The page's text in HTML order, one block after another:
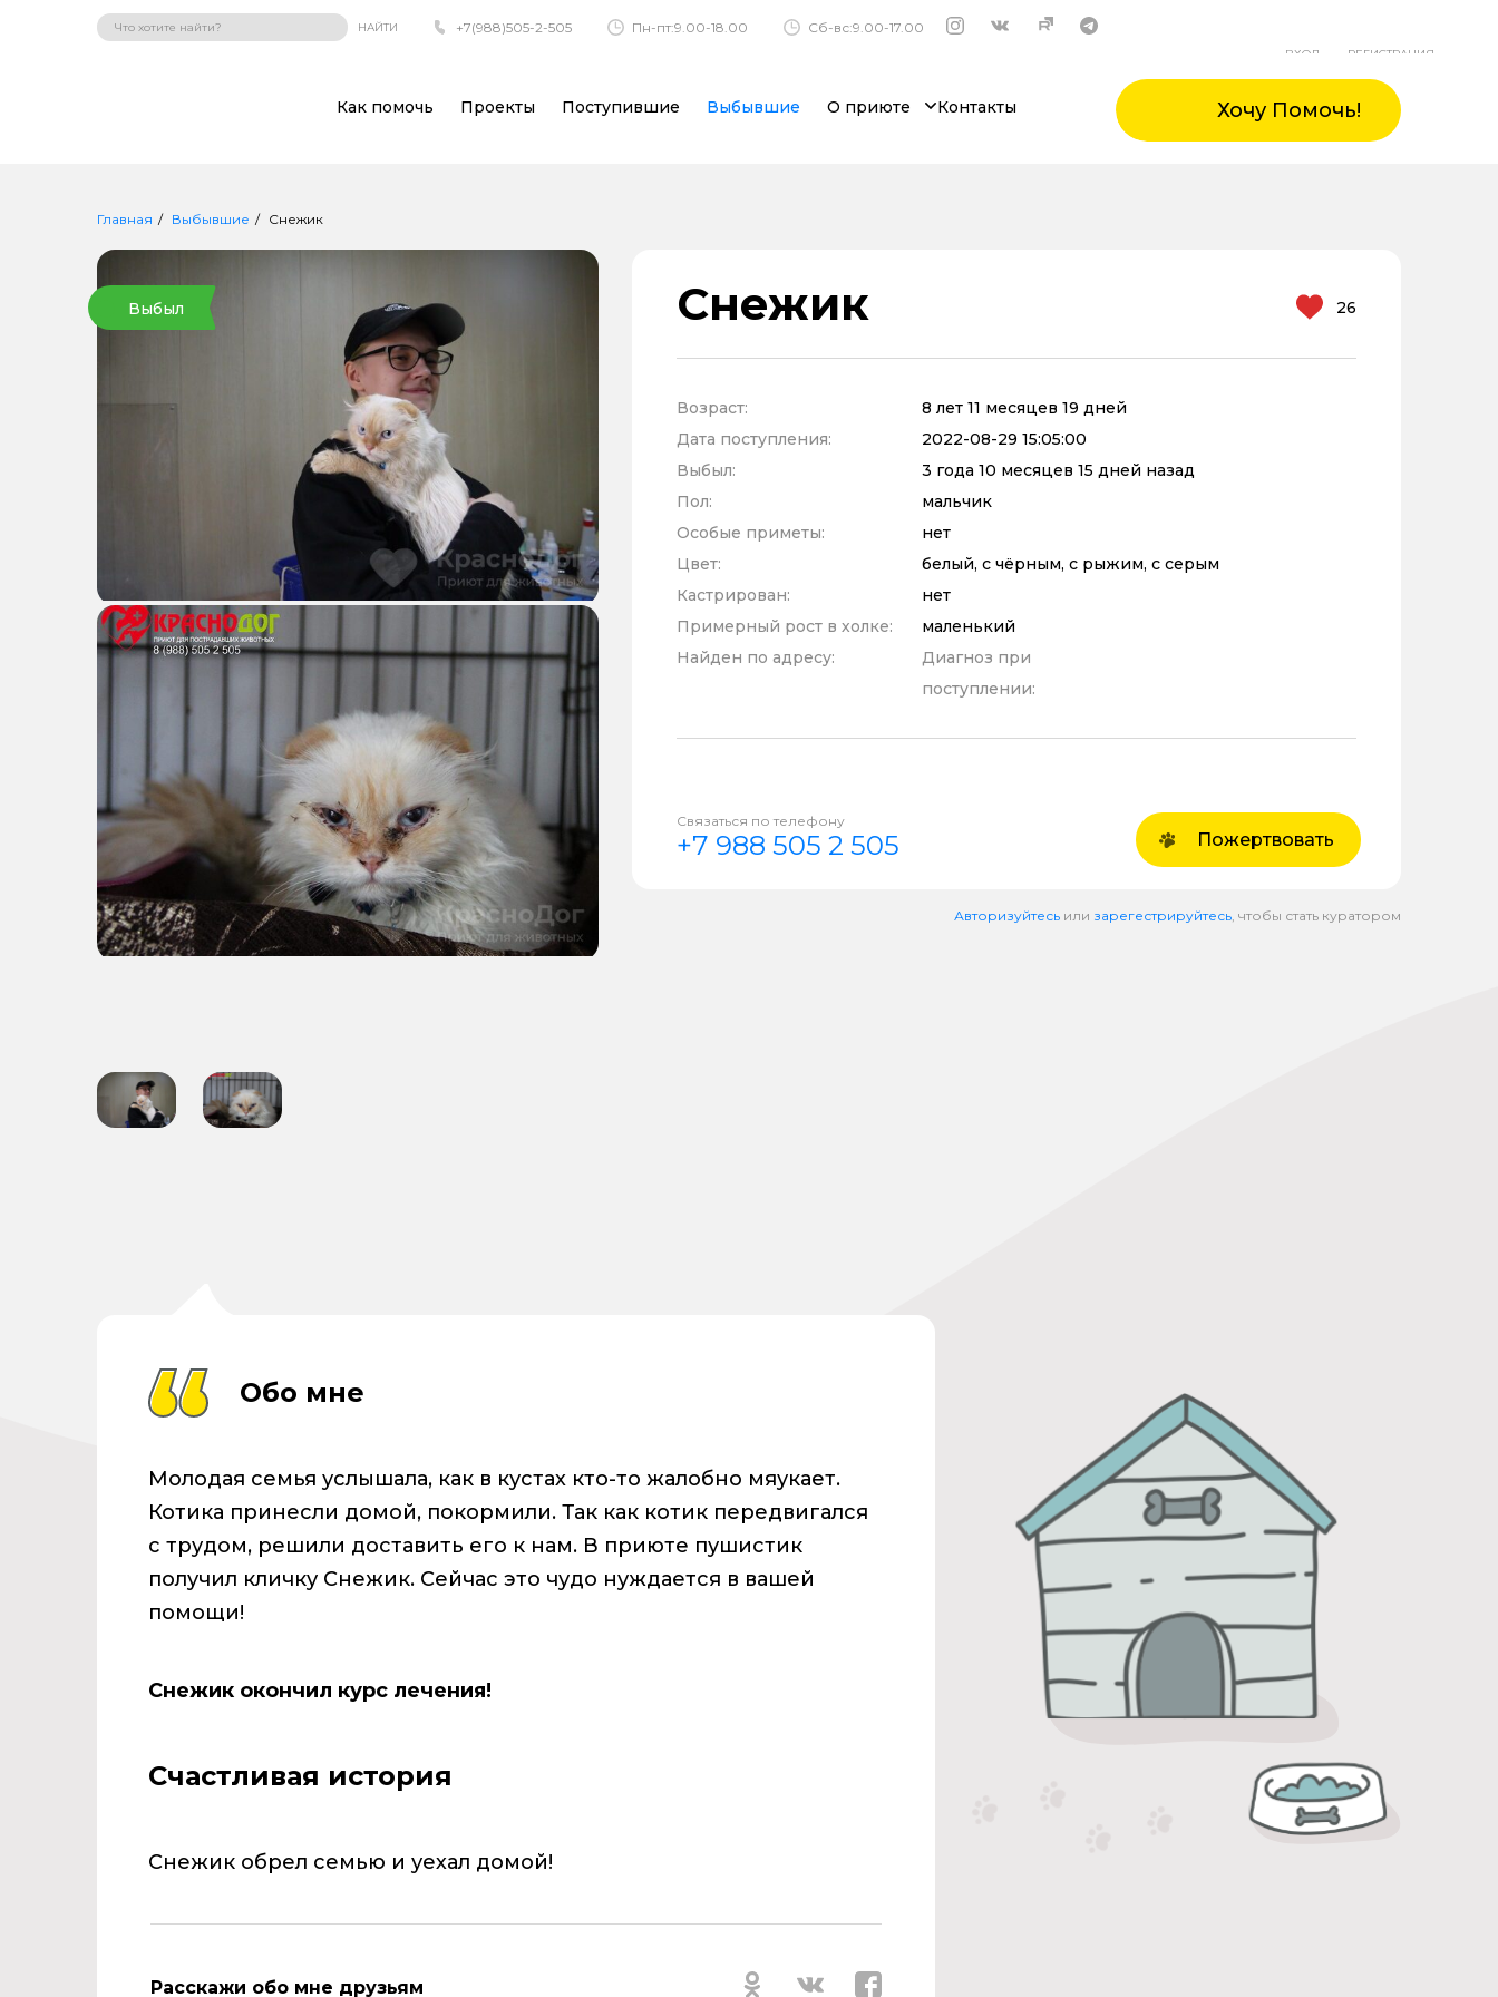
НАЙТИ +7(988)505-2-505 Пн-пт:9.00-18.00 Сб-вс:9.00-17.00
ВХОД РЕГИСТРАЦИЯ
Как помочь Проекты Поступившие Выбывшие О приюте Контакты Хочу Помочь!
Главная Выбывшие Снежик
Выбыл Снежик 26
Возраст:
8 лет 11 месяцев 19 дней
Дата поступления:
2022-08-29 15:05:00
Выбыл:
3 года 10 месяцев 15 дней назад
Пол:
мальчик
Особые приметы:
нет
Цвет:
белый, с чёрным, с рыжим, с серым
Кастрирован:
нет
Примерный рост в холке:
маленький
Найден по адресу:
Диагноз при
поступлении:
Связаться по телефону
+7 988 505 2 505 Пожертвовать
Авторизуйтесь или зарегестрируйтесь , чтобы стать куратором
Обо мне
Молодая семья услышала, как в кустах кто-то жалобно мяукает.
Котика принесли домой, покормили. Так как котик передвигался
с трудом, решили доставить его к нам. В приюте пушистик
получил кличку Снежик. Сейчас это чудо нуждается в вашей
помощи!
Снежик окончил курс лечения!
Счастливая история
Снежик обрел семью и уехал домой!
Расскажи обо мне друзьям